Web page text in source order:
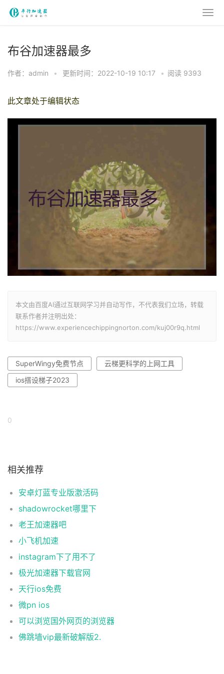
布谷加速器最多
作者：admin • 更新时间：2022-10-19 10:17 • 阅读 9393
此文章处于编辑状态
本文由百度AI通过互联网学习并自动写作，不代表我们立场，转载
联系作者并注明出处：
https://www.experiencechippingnorton.com/kuj00r9q.html
SuperWingy免费节点
云梯更科学的上网工具
ios搭设梯子2023
0
相关推荐
安卓灯蓝专业版激活码
shadowrocket哪里下
老王加速器吧
小飞机加速
instagram下了用不了
极光加速器下载官网
天行ios免费
微pn ios
可以浏览国外网页的浏览器
佛跳墙vip最新破解版2.